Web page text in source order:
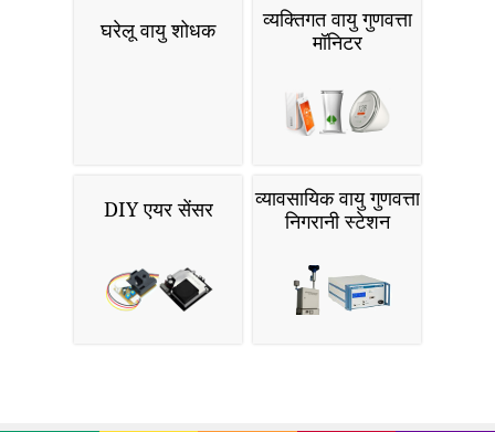
घरेलू वायु शोधक
व्यक्तिगत वायु गुणवत्ता
मॉनिटर
DIY एयर सेंसर
व्यावसायिक वायु गुणवत्ता
निगरानी स्टेशन